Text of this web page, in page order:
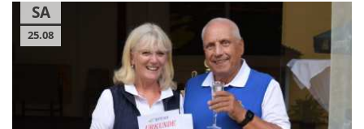
SA
25.08